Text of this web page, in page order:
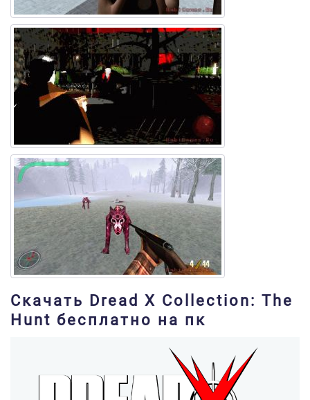
Скачать Dread X Collection: The
Hunt бесплатно на пк